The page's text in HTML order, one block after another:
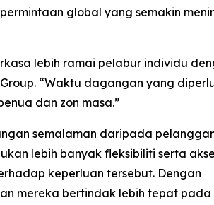
global yang semakin
lebih ramai pelabur individu
“Waktu dagangan yang
dan zon masa.”
semalaman daripada
lebih banyak fleksibiliti serta
keperluan tersebut. Dengan
mereka bertindak lebih tepat